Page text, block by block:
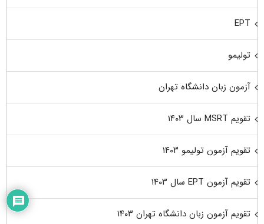
EPT
تولیمو
آزمون زبان دانشگاه تهران
تقویم MSRT سال ۱۴۰۳
تقویم آزمون تولیمو ۱۴۰۳
تقویم آزمون EPT سال ۱۴۰۳
تقویم آزمون زبان دانشگاه تهران ۱۴۰۳